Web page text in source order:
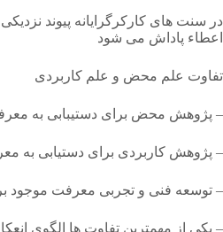
در سنت های کارکرگرایانه پیوند
اعطاء پاداش می شود
تفاوت علم محض و علم کاربردی
– پژوهش محض برای دستیبابی به
– پژوهش کاربردی برای دستیابی
– توسعه فنی و تجربی معرفت موجود
– یکی از مهمترین تفاوت ها الگوی